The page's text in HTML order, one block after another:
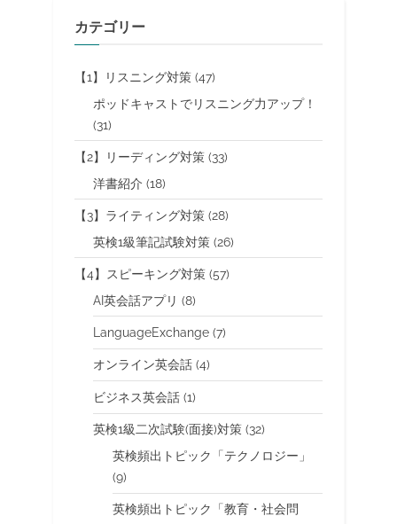
カテゴリー
【1】リスニング対策 (47)
ポッドキャストでリスニング力アップ！
(31)
【2】リーディング対策 (33)
洋書紹介 (18)
【3】ライティング対策 (28)
英検1級筆記試験対策 (26)
【4】スピーキング対策 (57)
AI英会話アプリ (8)
LanguageExchange (7)
オンライン英会話 (4)
ビジネス英会話 (1)
英検1級二次試験(面接)対策 (32)
英検頻出トピック「テクノロジー」
(9)
英検頻出トピック「教育・社会問